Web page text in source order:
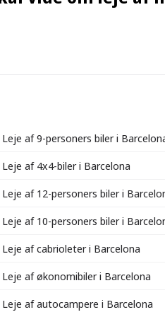
Leje af 9-personers biler i
Leje af 4x4-biler i Barcelona
Leje af 12-personers biler i
Leje af 10-personers biler i
Leje af cabrioleter i Barcelona
Leje af økonomibiler i Barcelona
Leje af autocampere i Barcelona